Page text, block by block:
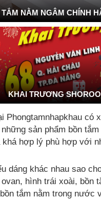
TẮM NẰM NGÂM CHÍNH
KHAI TRƯƠNG
Phongtamnhapkhau
sản phẩm bồn
hợp lý phù hợp với
dáng khác nhau sao
hình trái xoài, bồn
tắm nằm trong nước